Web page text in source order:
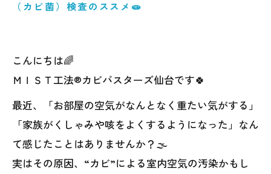
（カビ菌）検査のススメ🧫
こんにちは🌈
ＭＩＳＴ工法®カビバスターズ仙台です🍀
最近、「お部屋の空気がなんとなく重たい気がする」
「家族がくしゃみや咳をよくするようになった」なん
て感じたことはありませんか？🌫️
実はその原因、“カビ”による室内空気の汚染かもし